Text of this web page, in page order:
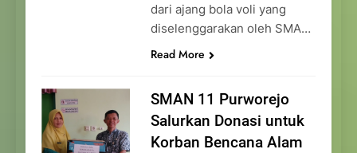
dari ajang bola voli yang
diselenggarakan oleh SMA…
Read More
SMAN 11 Purworejo
Salurkan Donasi untuk
Korban Bencana Alam